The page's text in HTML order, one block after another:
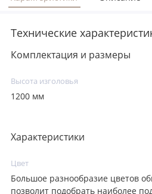
Технические
Комплектация и размеры
Высота изголовья
1200 мм
Характеристики
Цвет
Большое разнообразие цветов
позволит подобрать наиболее